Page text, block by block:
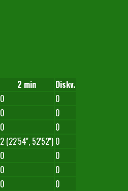
2 min
Diskv.
0
0
0
0
0
0
2 (22'54'', 52'52'') 0
0
0
0
0
0
0